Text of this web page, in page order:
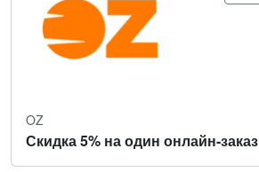
OZ
Скидка 5% на один онлайн-заказ